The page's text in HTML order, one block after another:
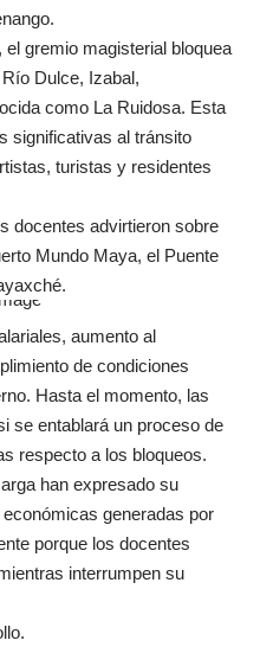
gremio magisterial bloquea
Dulce, Izabal,
como La Ruidosa. Esta
significativas al tránsito
turistas y residentes
docentes advirtieron sobre
Mundo Maya, el Puente
aumento al
de condiciones
Hasta el momento, las
se entablará un proceso de
respecto a los bloqueos.
han expresado su
generadas por
porque los docentes
interrumpen su